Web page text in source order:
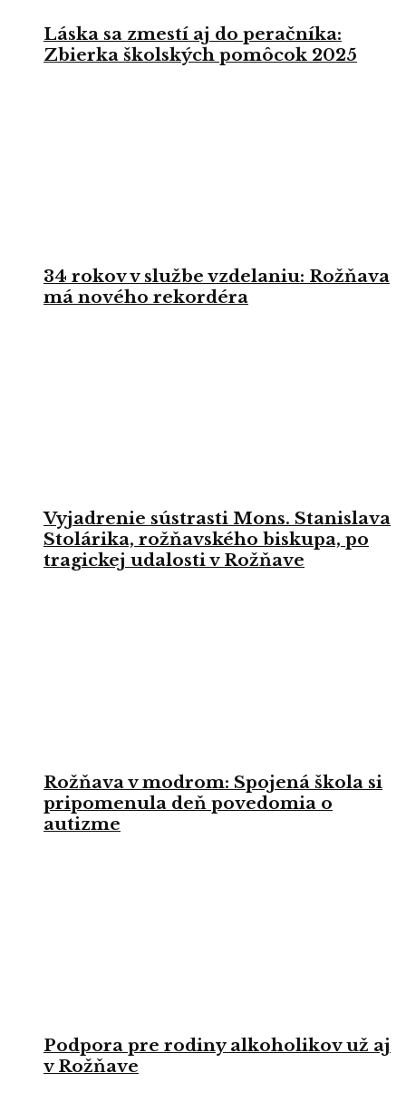
Láska sa zmestí aj do peračníka:
Zbierka školských pomôcok 2025
34 rokov v službe vzdelaniu: Rožňava
má nového rekordéra
Vyjadrenie sústrasti Mons. Stanislava
Stolárika, rožňavského biskupa, po
tragickej udalosti v Rožňave
Rožňava v modrom: Spojená škola si
pripomenula deň povedomia o
autizme
Podpora pre rodiny alkoholikov už aj
v Rožňave